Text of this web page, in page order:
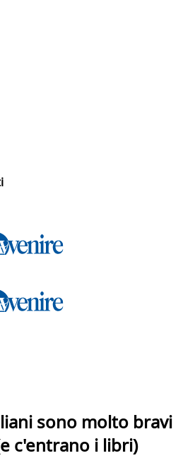
sono molto bravi
c'entrano i libri)